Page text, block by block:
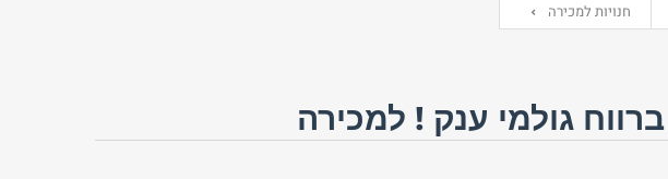
התחבר באמצעות:
התחבר באמצעות:
חנויות למכירה
גולמי ענק ! למכירה